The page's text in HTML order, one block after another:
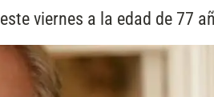
viernes a la edad de 77